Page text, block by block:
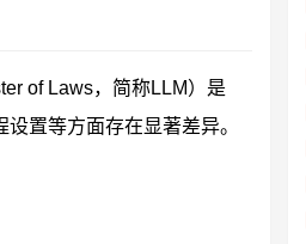
of Laws，简称LLM）是
置等方面存在显著差异。